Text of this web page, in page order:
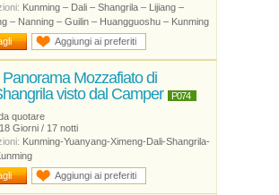
Kunming – Dali – Shangrila – Lijiang –
– Nanning – Guilin – Huangguoshu – Kunming
Aggiungi ai preferiti
Panorama Mozzafiato di
visto dal Camper
P074
quotare
18 Giorni / 17 notti
Kunming-Yuanyang-Ximeng-Dali-Shangrila-
Aggiungi ai preferiti